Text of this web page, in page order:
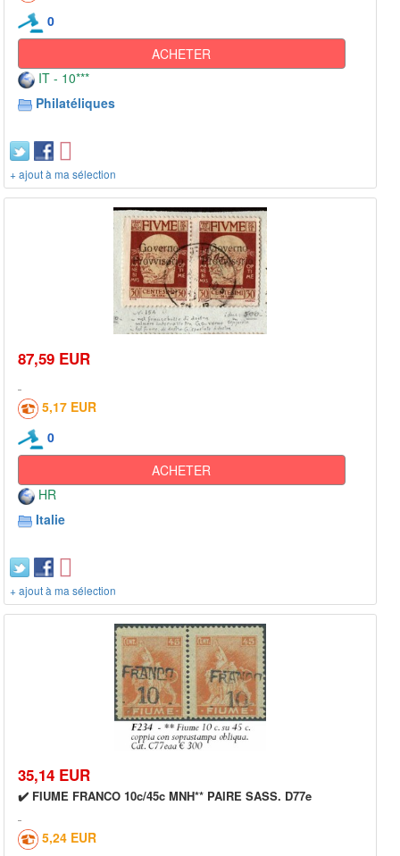
0
ACHETER
IT - 10***
Philatéliques
+ ajout à ma sélection
87,59 EUR
5,17 EUR
0
ACHETER
HR
Italie
+ ajout à ma sélection
35,14 EUR
✔️ FIUME FRANCO 10c/45c MNH** PAIRE SASS. D77e
5,24 EUR